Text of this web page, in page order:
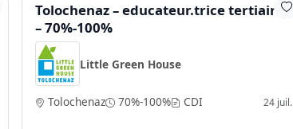
Tolochenaz – educateur.trice tertiaire
– 70%-100%
Little Green House
Tolochenaz 70%-100% CDI 24 juil.